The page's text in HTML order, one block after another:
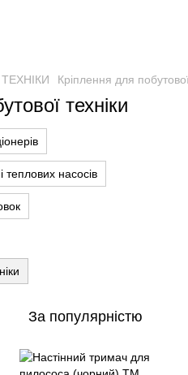
Кріплення для
техніки
теплових насосів
За популярністю